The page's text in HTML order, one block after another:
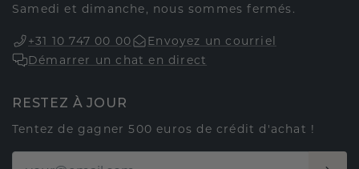
Samedi et dimanche, nous sommes fermés.
+31 10 747 00 00
Envoyez un courriel
Démarrer un chat en direct
RESTEZ À JOUR
Tentez de gagner 500 euros de crédit d'achat !